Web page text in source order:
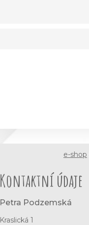
e-shop
Kontaktní údaje
Petra Podzemská
Kraslická 1